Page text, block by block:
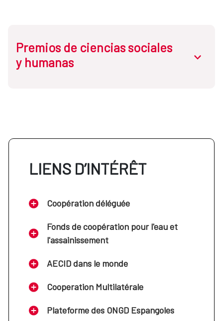
Premios de ciencias sociales
y humanas
BOIGNY-UNESCO DE
FOMENTO DE LA PAZ
Este Premio tiene la finalidad de reconocer a personas,
hayan contribuido significativamente a la promoción, la
investigación, la salvaguardia o el mantenimiento de la
y la Constitución de la UNESCO.
UNESCO
LIENS D’INTÉRÊT
Coopération déléguée
Fonds de coopération pour l'eau et
l'assainissement
AECID dans le monde
Cooperation Multilatérale
Plateforme des ONGD Espangoles